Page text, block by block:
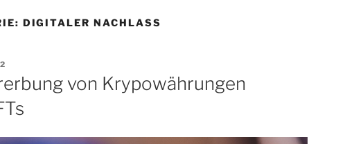
DIGITALER NACHLASS
von Krypowährungen